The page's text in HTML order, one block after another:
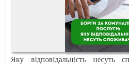
Яку відповідальність несуть